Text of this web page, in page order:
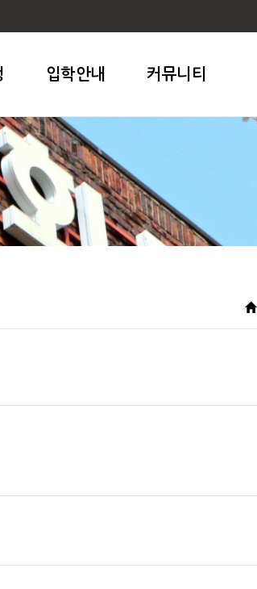
입학안내 커뮤니티